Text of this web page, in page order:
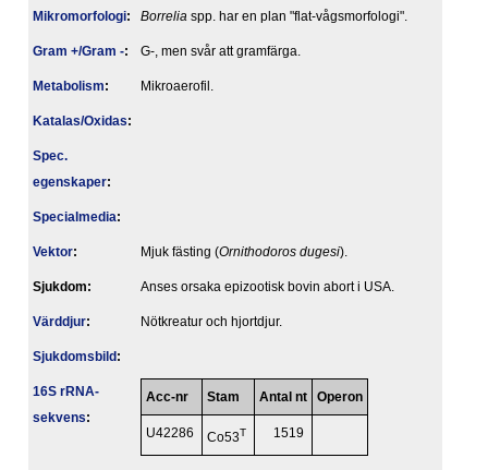
Mikromorfologi: Borrelia spp. har en plan "flat-vågsmorfologi".
Gram +/Gram -: G-, men svår att gramfärga.
Metabolism: Mikroaerofil.
Katalas/Oxidas:
Spec.
egenskaper:
Specialmedia:
Vektor: Mjuk fästing (Ornithodoros dugesi).
Sjukdom: Anses orsaka epizootisk bovin abort i USA.
Värddjur: Nötkreatur och hjortdjur.
Sjukdomsbild :
16S rRNA-
sekvens:
Acc-nr Stam Antal nt Operon
U42286 Co53T 1519